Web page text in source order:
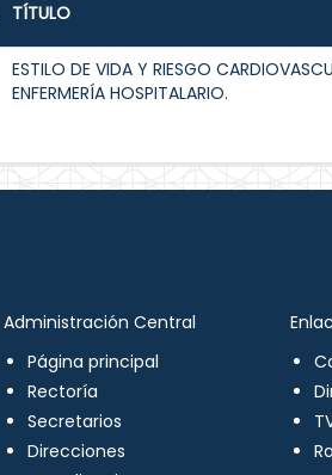
TÍTULO
ESTILO DE VIDA Y RIESGO
ENFERMERÍA HOSPITALARIO.
Administración Central
Página principal
Rectoría
Secretarios
Direcciones